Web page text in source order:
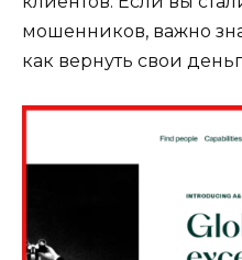
мошенников, важно
как вернуть свои